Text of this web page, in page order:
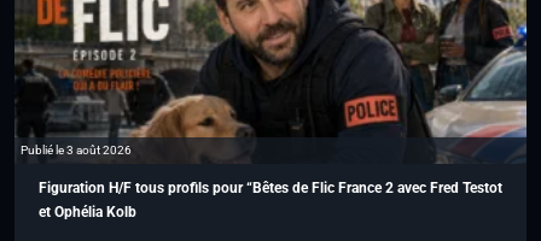
Publié le 3 août 2026
Figuration H/F tous profils pour “Bêtes de Flic France 2 avec Fred Testot
et Ophélia Kolb